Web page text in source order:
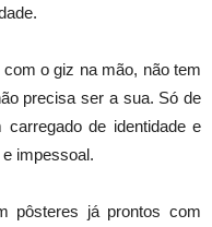
o giz na mão, não tem
precisa ser a sua. Só de
de identidade e
impessoal.
pôsteres já prontos com